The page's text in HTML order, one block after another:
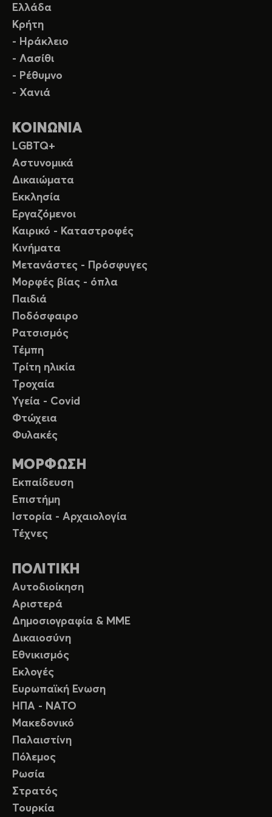
Ελλάδα
Κρήτη
- Ηράκλειο
- Λασίθι
- Ρέθυμνο
- Χανιά
ΚΟΙΝΩΝΙΑ
LGBTQ+
Αστυνομικά
Δικαιώματα
Εκκλησία
Εργαζόμενοι
Καιρικό - Καταστροφές
Κινήματα
Μετανάστες - Πρόσφυγες
Μορφές βίας - όπλα
Παιδιά
Ποδόσφαιρο
Ρατσισμός
Τέμπη
Τρίτη ηλικία
Τροχαία
Υγεία - Covid
Φτώχεια
Φυλακές
ΜΟΡΦΩΣΗ
Εκπαίδευση
Επιστήμη
Ιστορία - Αρχαιολογία
Τέχνες
ΠΟΛΙΤΙΚΗ
Αυτοδιοίκηση
Αριστερά
Δημοσιογραφία & ΜΜΕ
Δικαιοσύνη
Εθνικισμός
Εκλογές
Ευρωπαϊκή Ενωση
ΗΠΑ - ΝΑΤΟ
Μακεδονικό
Παλαιστίνη
Πόλεμος
Ρωσία
Στρατός
Τουρκία